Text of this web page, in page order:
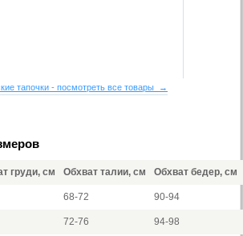
тапочки - посмотреть все товары →
груди, см Обхват талии, см Обхват бедер, см
68-72 90-94
72-76 94-98